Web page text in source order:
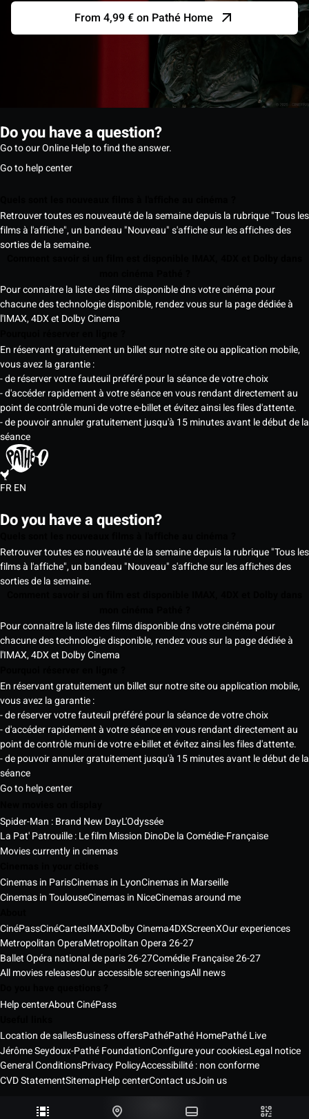
From 4,99 € on Pathé Home
Do you have a question?
Go to our Online Help to find the answer.
Go to help center
Retrouver toutes es nouveauté de la semaine depuis la rubrique "Tous les
films à l'affiche", un bandeau "Nouveau" s'affiche sur les affiches des
sorties de la semaine.
Pour connaitre la liste des films disponible dns votre cinéma pour
chacune des technologie disponible, rendez vous sur la page dédiée à
l'IMAX, 4DX et Dolby Cinema
En réservant gratuitement un billet sur notre site ou application mobile,
vous avez la garantie :
- de réserver votre fauteuil préféré pour la séance de votre choix
- d'accéder rapidement à votre séance en vous rendant directement au
point de contrôle muni de votre e-billet et évitez ainsi les files d'attente.
- de pouvoir annuler gratuitement jusqu'à 15 minutes avant le début de la
séance
FREN
Do you have a question?
Retrouver toutes es nouveauté de la semaine depuis la rubrique "Tous les
films à l'affiche", un bandeau "Nouveau" s'affiche sur les affiches des
sorties de la semaine.
Pour connaitre la liste des films disponible dns votre cinéma pour
chacune des technologie disponible, rendez vous sur la page dédiée à
l'IMAX, 4DX et Dolby Cinema
En réservant gratuitement un billet sur notre site ou application mobile,
vous avez la garantie :
- de réserver votre fauteuil préféré pour la séance de votre choix
- d'accéder rapidement à votre séance en vous rendant directement au
point de contrôle muni de votre e-billet et évitez ainsi les files d'attente.
- de pouvoir annuler gratuitement jusqu'à 15 minutes avant le début de la
séance
Go to help center
Spider-Man : Brand New DayL'Odyssée
La Pat' Patrouille : Le film Mission DinoDe la Comédie-Française
Movies currently in cinemas
Cinemas in ParisCinemas in LyonCinemas in Marseille
Cinemas in ToulouseCinemas in NiceCinemas around me
CinéPassCinéCartesIMAXDolby Cinema4DXScreenXOur experiences
Metropolitan OperaMetropolitan Opera 26-27
Ballet Opéra national de paris 26-27Comédie Française 26-27
All movies releasesOur accessible screeningsAll news
Help centerAbout CinéPass
Location de sallesBusiness offersPathéPathé HomePathé Live
Jérôme Seydoux-Pathé FoundationConfigure your cookiesLegal notice
General ConditionsPrivacy PolicyAccessibilité : non conforme
CVD StatementSitemapHelp centerContact usJoin us
Pathé Cinémas Services © 2026